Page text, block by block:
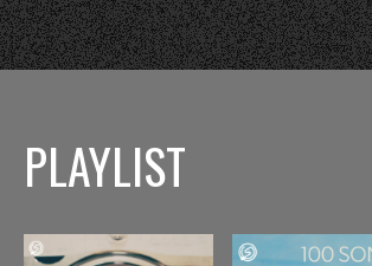
PLAYLIST